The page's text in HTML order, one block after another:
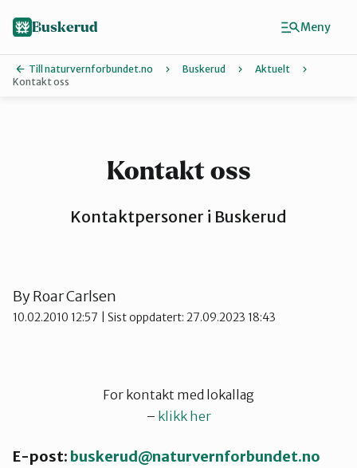
Hallingdal
Kongsberg
Buskerud
Till naturvernforbundet.no Buskerud
Aktuelt
Kontakt oss
Kontakt oss
Kontaktpersoner i Buskerud
ByRoar Carlsen
10.02.2010 12:57 | Sist oppdatert: 27.09.2023 18:43
For kontakt med lokallag
– klikk her
E-post: buskerud@naturvernforbundet.no